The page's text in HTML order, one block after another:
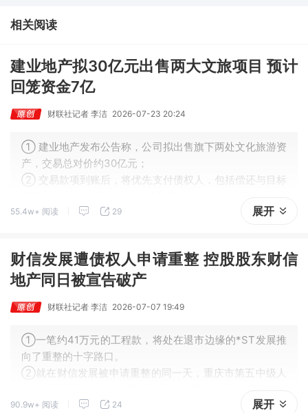
价预期暂未被市场定价，王牌自营前瞻捕捉“预期差”，3日大涨
26%。
相关阅读
建业地产拟30亿元出售两大文旅项目 预计
回笼资金7亿
财联社记者 李洁 2026-07-23 20:24
① 建业地产发布公告称，公司拟出售旗下两处文化旅游资
产，交易总对价约30亿元；
② 交易款项到账后，将优先支付债权人，包括偿还与目标
亿元。建业地产预计最终可获得约7.05亿元净所得款项。
55.4w+ 阅读 29 展开
财信发展遭债权人申请重整 控股股东财信
地产同日被宣告破产
财联社记者 李洁 2026-07-07 19:49
①一笔约41万元的工程款，将处在退市边缘的*ST发展推
向了重整的十字路口。
②就在财信发展被申请重整的同一天，重庆市第五中级人
信集团的重整程序，宣告二者破产。
90.9w+ 阅读 24 展开